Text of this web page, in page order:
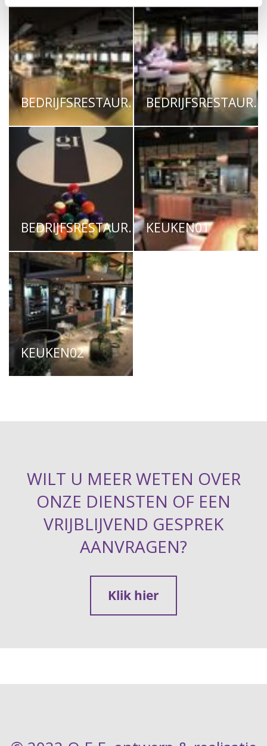
BEDRIJFSRESTAURANT01 BEDRIJFSRESTAURANT02
BEDRIJFSRESTAURANT03 KEUKEN01
KEUKEN02
WILT U MEER WETEN OVER
ONZE DIENSTEN OF EEN
VRIJBLIJVEND GESPREK
AANVRAGEN?
Klik hier